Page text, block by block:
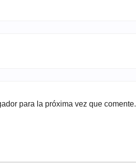
para la próxima vez que comente.